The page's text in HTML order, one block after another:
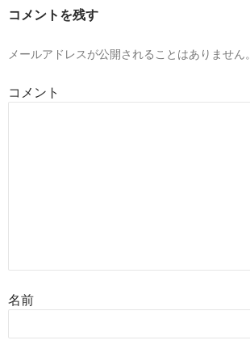
コメントを残す
メールアドレスが公開されることはありません。
コメント
名前